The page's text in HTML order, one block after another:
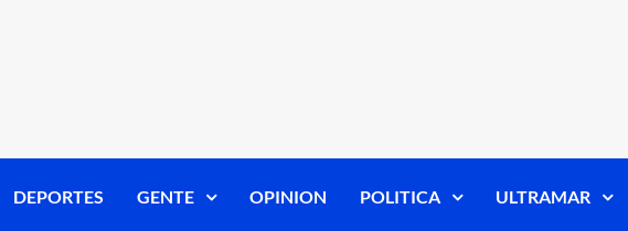
DEPORTES GENTE OPINION POLITICA ULTRAMAR